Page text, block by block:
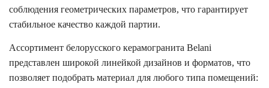
соблюдения геометрических параметров, что гарантирует
стабильное качество каждой партии.
Ассортимент белорусского керамогранита Belani
представлен широкой линейкой дизайнов и форматов, что
позволяет подобрать материал для любого типа помещений: